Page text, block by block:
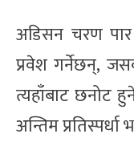
अडिसन चरण पार
प्रवेश गर्नेछन्,
त्यहाँबाट छनोट
अन्तिम